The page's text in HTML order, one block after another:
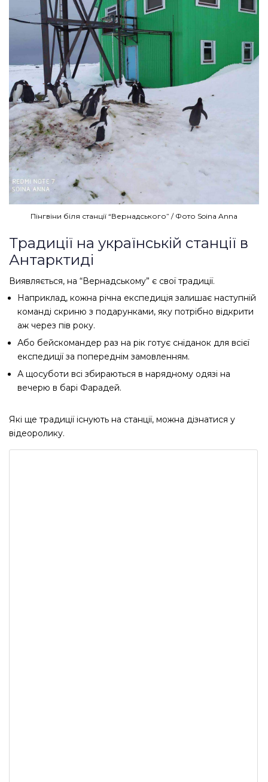
Пінгвіни біля станції “Вернадського” / Фото Soina Anna
Традиції на українській станції в
Антарктиді
Виявляється, на “Вернадському” є свої традиції.
Наприклад, кожна річна експедиція залишає наступній
команді скриню з подарунками, яку потрібно відкрити
аж через пів року.
Або бейскомандер раз на рік готує сніданок для всієї
експедиції за попереднім замовленням.
А щосуботи всі збираються в нарядному одязі на
вечерю в барі Фарадей.
Які ще традиції існують на станції, можна дізнатися у
відеоролику.